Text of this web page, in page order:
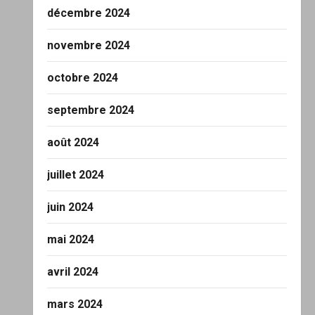
décembre 2024
novembre 2024
octobre 2024
septembre 2024
août 2024
juillet 2024
juin 2024
mai 2024
avril 2024
mars 2024